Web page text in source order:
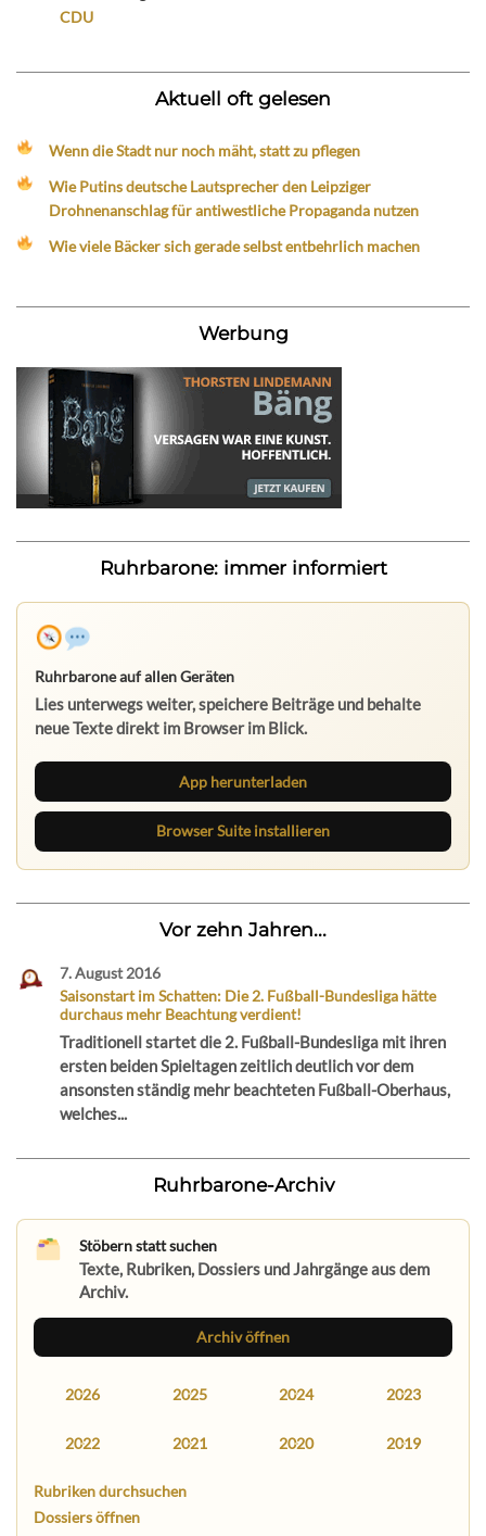
CDU
Aktuell oft gelesen
Wenn die Stadt nur noch mäht, statt zu pflegen
Wie Putins deutsche Lautsprecher den Leipziger
Drohnenanschlag für antiwestliche Propaganda nutzen
Wie viele Bäcker sich gerade selbst entbehrlich machen
Werbung
Ruhrbarone: immer informiert
Ruhrbarone auf allen Geräten
Lies unterwegs weiter, speichere Beiträge und behalte
neue Texte direkt im Browser im Blick.
App herunterladen
Browser Suite installieren
Vor zehn Jahren...
7. August 2016
Saisonstart im Schatten: Die 2. Fußball-Bundesliga hätte
durchaus mehr Beachtung verdient!
Traditionell startet die 2. Fußball-Bundesliga mit ihren
ersten beiden Spieltagen zeitlich deutlich vor dem
ansonsten ständig mehr beachteten Fußball-Oberhaus,
welches...
Ruhrbarone-Archiv
Stöbern statt suchen
Texte, Rubriken, Dossiers und Jahrgänge aus dem
Archiv.
Archiv öffnen
2026 2025 2024 2023
2022 2021 2020 2019
Rubriken durchsuchen
Dossiers öffnen